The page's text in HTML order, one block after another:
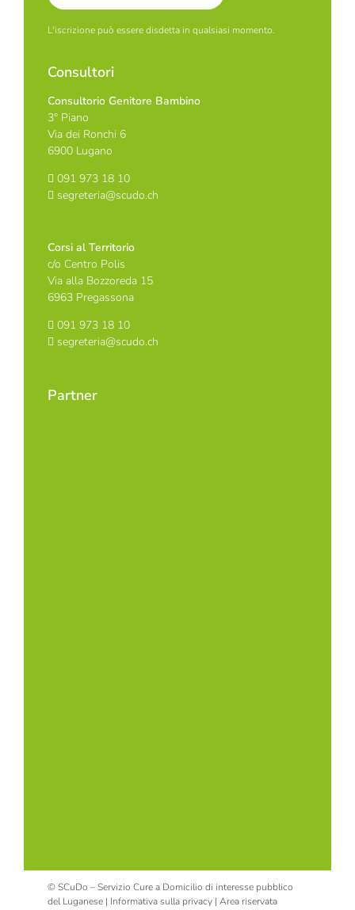
L'iscrizione può essere disdetta in qualsiasi momento.
Consultori
Consultorio Genitore Bambino
3° Piano
Via dei Ronchi 6
6900 Lugano
091 973 18 10
segreteria@scudo.ch
Corsi al Territorio
c/o Centro Polis
Via alla Bozzoreda 15
6963 Pregassona
091 973 18 10
segreteria@scudo.ch
Partner
© SCuDo – Servizio Cure a Domicilio di interesse pubblico
del Luganese | Informativa sulla privacy | Area riservata